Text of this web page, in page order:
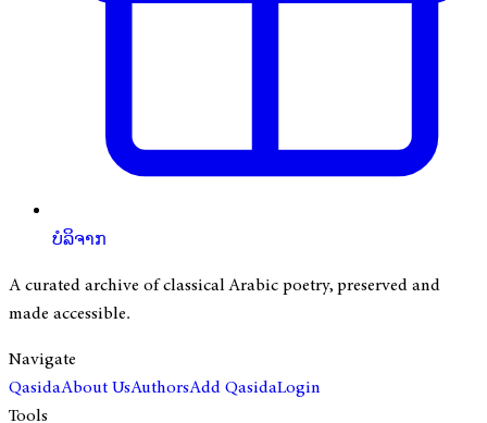
ບໍລິຈາກ
A curated archive of classical Arabic poetry, preserved and
made accessible.
Navigate
QasidaAbout UsAuthorsAdd QasidaLogin
Tools